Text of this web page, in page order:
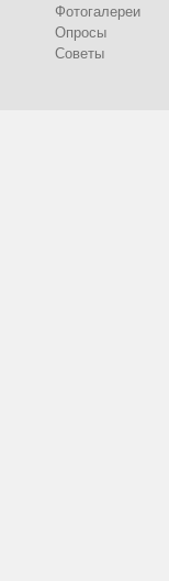
Фотогалереи
Опросы
Советы